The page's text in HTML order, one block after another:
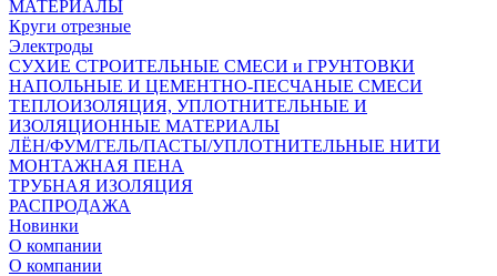
МАТЕРИАЛЫ
Круги отрезные
Электроды
СУХИЕ СТРОИТЕЛЬНЫЕ СМЕСИ и ГРУНТОВКИ
НАПОЛЬНЫЕ И ЦЕМЕНТНО-ПЕСЧАНЫЕ СМЕСИ
ТЕПЛОИЗОЛЯЦИЯ, УПЛОТНИТЕЛЬНЫЕ И
ИЗОЛЯЦИОННЫЕ МАТЕРИАЛЫ
ЛЁН/ФУМ/ГЕЛЬ/ПАСТЫ/УПЛОТНИТЕЛЬНЫЕ НИТИ
МОНТАЖНАЯ ПЕНА
ТРУБНАЯ ИЗОЛЯЦИЯ
РАСПРОДАЖА
Новинки
О компании
О компании